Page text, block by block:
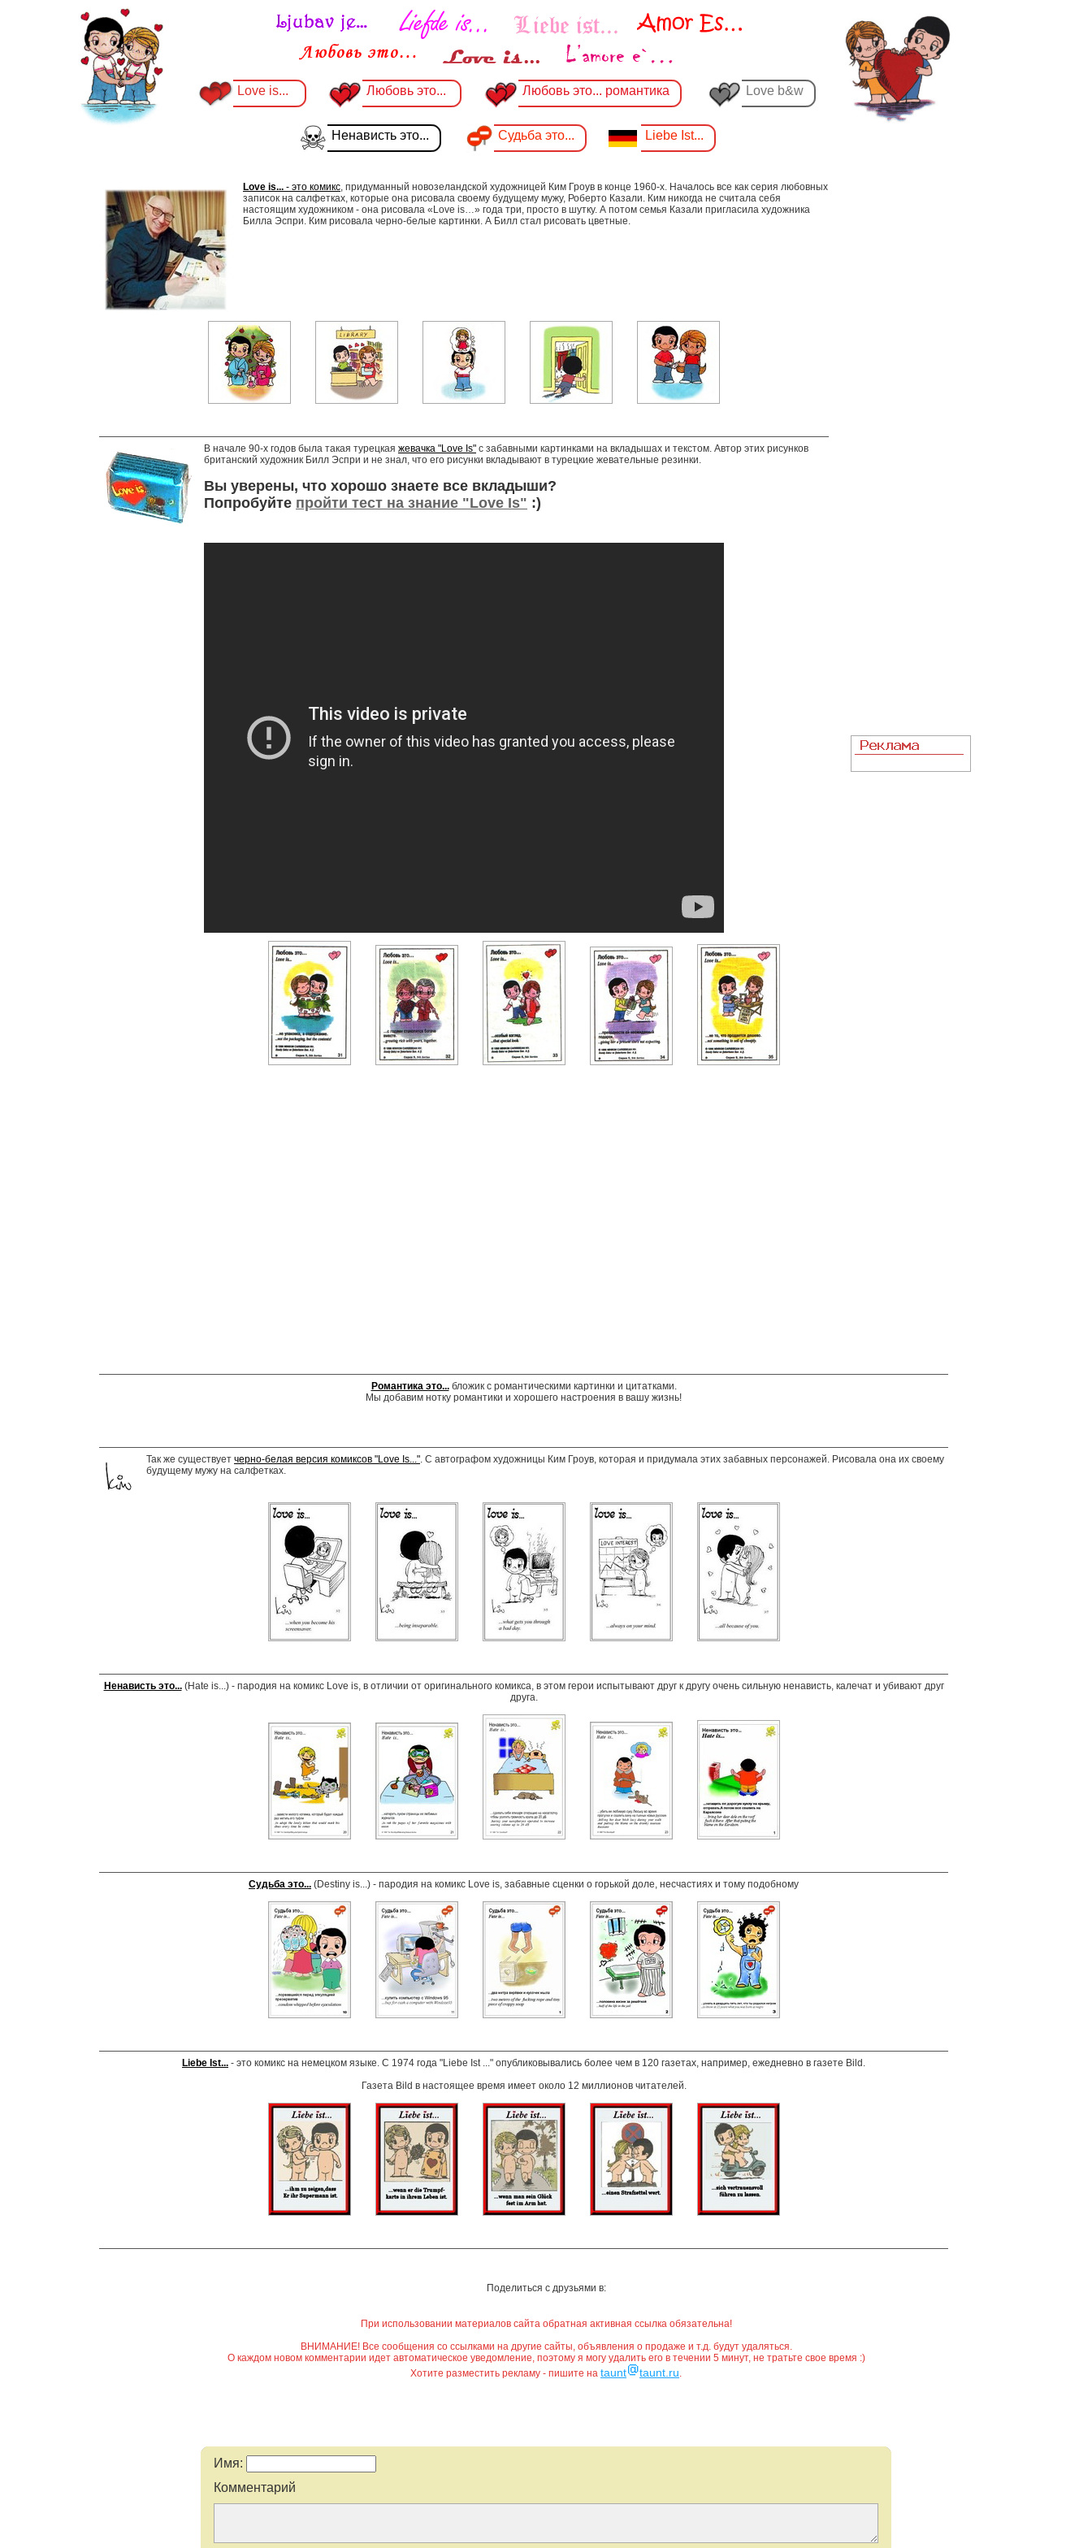
Love is... Любовь это... Любовь это... романтика Love b&w
Ненависть это... Судьба это... Liebe Ist...
Love is... - это комикс, придуманный новозеландской художницей Ким Гроув в конце 1960-х. Началось все как серия любовных
записок на салфетках, которые она рисовала своему будущему мужу, Роберто Казали. Ким никогда не считала себя
настоящим художником - она рисовала «Love is…» года три, просто в шутку. А потом семья Казали пригласила художника
Билла Эспри. Ким рисовала черно-белые картинки. А Билл стал рисовать цветные.
В начале 90-х годов была такая турецкая жевачка "Love Is" с забавными картинками на вкладышах и текстом. Автор этих рисунков
британский художник Билл Эспри и не знал, что его рисунки вкладывают в турецкие жевательные резинки.
Вы уверены, что хорошо знаете все вкладыши?
Попробуйте пройти тест на знание "Love Is" :)
Романтика это...бложик с романтическими картинки и цитатками.
Мы добавим нотку романтики и хорошего настроения в вашу жизнь!
Так же существует черно-белая версия комиксов "Love Is...". С автографом художницы Ким Гроув, которая и придумала этих забавных персонажей. Рисовала она их своему
будущему мужу на салфетках.
Ненависть это...(Hate is...) - пародия на комикс Love is, в отличии от оригинального комикса, в этом герои испытывают друг к другу очень сильную ненависть, калечат и убивают друг
друга.
Судьба это... (Destiny is...) - пародия на комикс Love is, забавные сценки о горькой доле, несчастиях и тому подобному
Liebe Ist... - это комикс на немецком языке. С 1974 года "Liebe Ist ..." опубликовывались более чем в 120 газетах, например, ежедневно в газете Bild.
Газета Bild в настоящее время имеет около 12 миллионов читателей.
Поделиться с друзьями в:
При использовании материалов сайта обратная активная ссылка обязательна!
ВНИМАНИЕ! Все сообщения со ссылками на другие сайты, объявления о продаже и т.д. будут удаляться.
О каждом новом комментарии идет автоматическое уведомление, поэтому я могу удалить его в течении 5 минут, не тратьте свое время :)
Хотите разместить рекламу - пишите на taunt taunt.ru.
Имя:
Комментарий